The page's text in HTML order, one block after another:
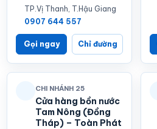
TP.Vị Thanh, T.Hậu Giang
0907 644 557
Gọi ngay Chỉ đường
CHI NHÁNH 25
Cửa hàng bồn nước
Tam Nông (Đồng
Tháp) – Toàn Phát